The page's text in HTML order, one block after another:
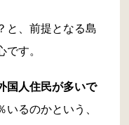
と、前提となる島
す。
国人住民が多いで
るのかという、